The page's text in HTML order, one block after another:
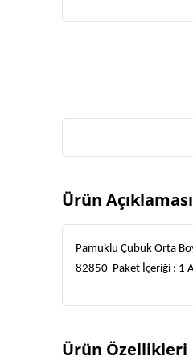
Ürün Açıklaması
Pamuklu Çubuk Orta
82850  Paket İçeriği : 1
Ürün Özellikleri